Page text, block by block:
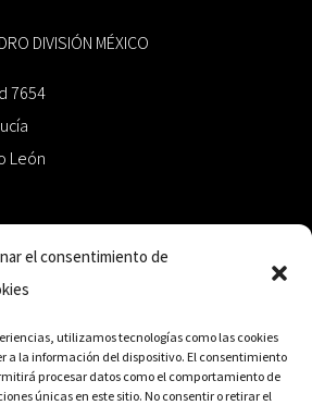
el consentimiento de
utilizamos tecnologías como las cookies
a la información del dispositivo. El consentimiento
procesar datos como el comportamiento de
únicas en este sitio. No consentir o retirar el
DIVISIÓN MÉXICO
7654
León